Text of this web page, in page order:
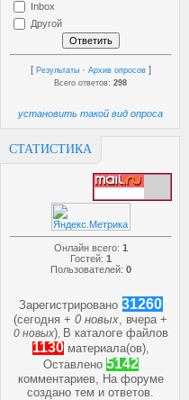
Inbox
Другой
[ Результаты · Архив опросов ]
Всего ответов:298
установить такой вид опроса
СТАТИСТИКА
Онлайн всего: 1
Гостей: 1
Пользователей: 0
Зарегистрировано 31260
(сегодня +0 новых, вчера +
0 новых) В каталоге файлов
1130 материала(ов),
Оставлено 5142
комментариев, На форуме
созданотем иответов.